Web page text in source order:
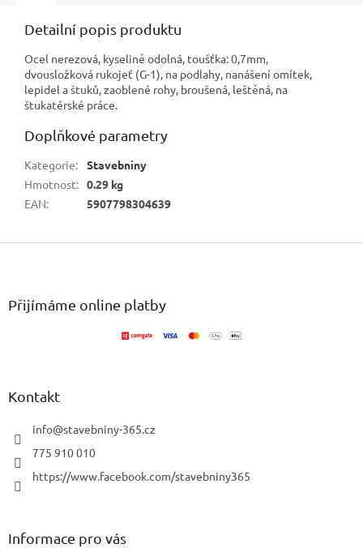
Detailní popis produktu
Ocel nerezová, kyselině odolná, toušťka: 0,7mm,
dvousložková rukojeť (G-1), na podlahy, nanášení omítek,
lepidel a štuků, zaoblené rohy, broušená, leštěná, na
štukatérské práce.
Doplňkové parametry
Kategorie:
Stavebniny
Hmotnost: 0.29 kg
EAN: 5907798304639
Přijímáme online platby
Kontakt
info@stavebniny-365.cz
775 910 010
https://www.facebook.com/stavebniny365
Informace pro vás